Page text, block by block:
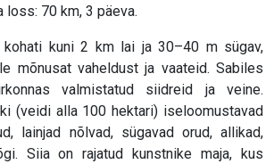
loss: 70 km, 3 päeva.
kuni 2 km lai ja 30–40 m sügav,
mõnusat vaheldust ja vaateid. Sabiles
valmistatud siidreid ja veine.
(veidi alla 100 hektari) iseloomustavad
lainjad nõlvad, sügavad orud, allikad,
Siia on rajatud kunstnike maja, kus